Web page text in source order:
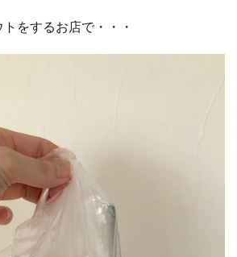
をするお店で・・・